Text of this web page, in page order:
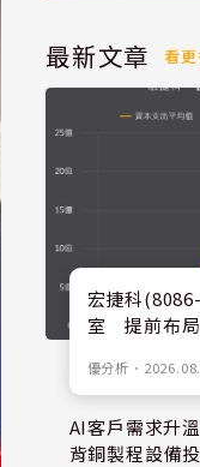
最新文章 看
宏捷科
室 提前布局
優分析 ．
AI客戶需求升
背銅製程設備